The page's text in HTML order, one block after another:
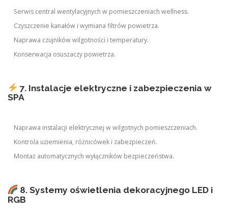
Serwis central wentylacyjnych w pomieszczeniach wellness.
Czyszczenie kanałów i wymiana filtrów powietrza.
Naprawa czujników wilgotności i temperatury.
Konserwacja osuszaczy powietrza.
7. Instalacje elektryczne i zabezpieczenia w
SPA
Naprawa instalacji elektrycznej w wilgotnych pomieszczeniach.
Kontrola uziemienia, różnicówek i zabezpieczeń.
Montaż automatycznych wyłączników bezpieczeństwa.
8. Systemy oświetlenia dekoracyjnego LED i
RGB